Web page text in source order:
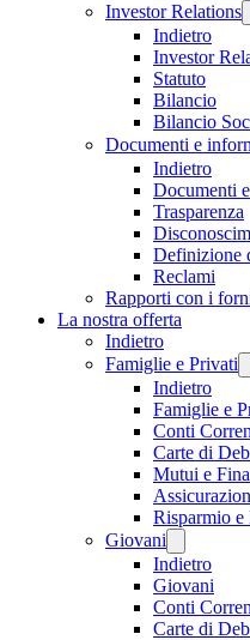
Investor Relations
Indietro
Investor
Statuto
Bilancio
Bilancio
Documenti e
Indietro
Documenti
Trasparenza
Definizione
Reclami
Rapporti con i
La nostra offerta
Indietro
Famiglie e Privati
Indietro
Famiglie e
Conti
Carte di
Mutui e
Risparmio e
Giovani
Indietro
Giovani
Conti
Carte di